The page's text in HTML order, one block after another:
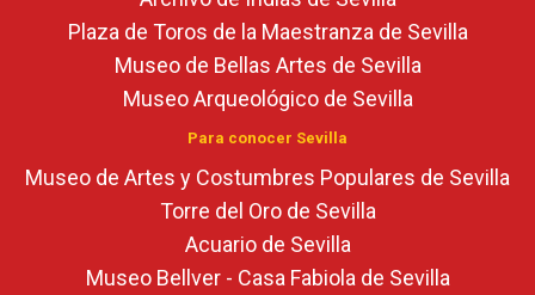
Plaza de Toros de la Maestranza de Sevilla
Museo de Bellas Artes de Sevilla
Museo Arqueológico de Sevilla
Para conocer Sevilla
Museo de Artes y Costumbres Populares de Sevilla
Torre del Oro de Sevilla
Acuario de Sevilla
Museo Bellver - Casa Fabiola de Sevilla